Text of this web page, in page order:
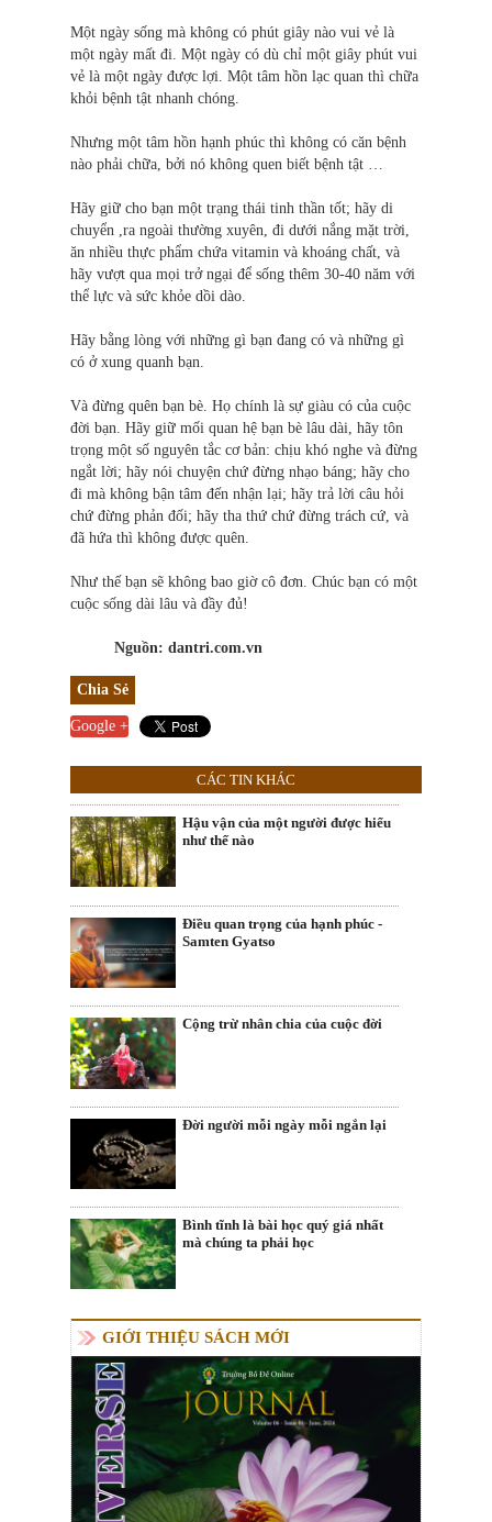
Một ngày sống mà không có phút giây nào vui vẻ là
một ngày mất đi. Một ngày có dù chỉ một giây phút vui
vẻ là một ngày được lợi. Một tâm hồn lạc quan thì chữa
khỏi bệnh tật nhanh chóng.
Nhưng một tâm hồn hạnh phúc thì không có căn bệnh
nào phải chữa, bởi nó không quen biết bệnh tật …
Hãy giữ cho bạn một trạng thái tinh thần tốt; hãy di
chuyển ,ra ngoài thường xuyên, đi dưới nắng mặt trời,
ăn nhiều thực phẩm chứa vitamin và khoáng chất, và
hãy vượt qua mọi trở ngại để sống thêm 30-40 năm với
thể lực và sức khỏe dồi dào.
Hãy bằng lòng với những gì bạn đang có và những gì
có ở xung quanh bạn.
Và đừng quên bạn bè. Họ chính là sự giàu có của cuộc
đời bạn. Hãy giữ mối quan hệ bạn bè lâu dài, hãy tôn
trọng một số nguyên tắc cơ bản: chịu khó nghe và đừng
ngắt lời; hãy nói chuyện chứ đừng nhạo báng; hãy cho
đi mà không bận tâm đến nhận lại; hãy trả lời câu hỏi
chứ đừng phản đối; hãy tha thứ chứ đừng trách cứ, và
đã hứa thì không được quên.
Như thế bạn sẽ không bao giờ cô đơn. Chúc bạn có một
cuộc sống dài lâu và đầy đủ!
Nguồn: dantri.com.vn
Chia Sẻ
Google +
CÁC TIN KHÁC
Hậu vận của một người được hiểu
như thế nào
Điều quan trọng của hạnh phúc -
Samten Gyatso
Cộng trừ nhân chia của cuộc đời
Đời người mỗi ngày mỗi ngắn lại
Bình tĩnh là bài học quý giá nhất
mà chúng ta phải học
GIỚI THIỆU SÁCH MỚI